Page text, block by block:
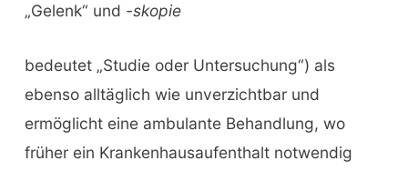
„Gelenk“ und -skopie
bedeutet „Studie oder Untersuchung“) als
ebenso alltäglich wie unverzichtbar und
ermöglicht eine ambulante Behandlung, wo
früher ein Krankenhausaufenthalt notwendig